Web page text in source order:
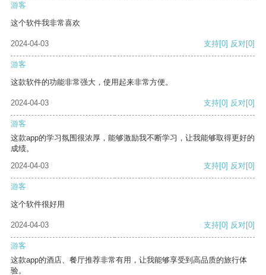
游客
这个软件我非常喜欢
2024-04-03 支持[0] 反对[0]
游客
这款软件的功能非常强大，使用起来非常方便。
2024-04-03 支持[0] 反对[0]
游客
这款app的学习氛围很浓厚，能够激励我不断学习，让我能够取得更好的
成绩。
2024-04-03
支持[0] 反对[0]
游客
这个软件很好用
2024-04-03 支持[0] 反对[0]
游客
这款app的酒店、餐厅推荐非常有用，让我能够享受到高品质的旅行体
验。